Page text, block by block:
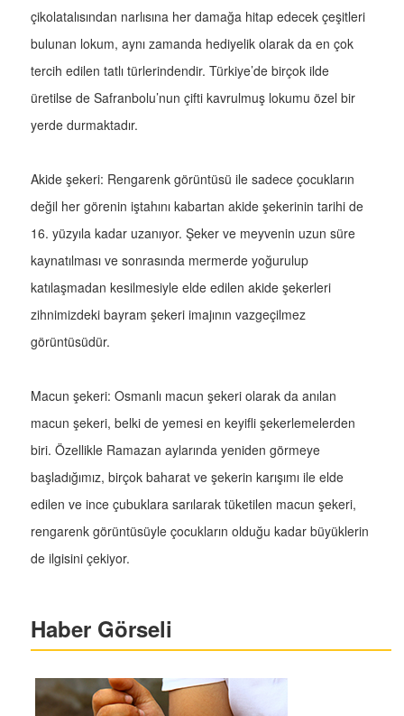
çikolatalısından narlısına her damağa hitap edecek çeşitleri
bulunan lokum, aynı zamanda hediyelik olarak da en çok
tercih edilen tatlı türlerindendir. Türkiye’de birçok ilde
üretilse de Safranbolu’nun çifti kavrulmuş lokumu özel bir
yerde durmaktadır.
Akide şekeri: Rengarenk görüntüsü ile sadece çocukların
değil her görenin iştahını kabartan akide şekerinin tarihi de
16. yüzyıla kadar uzanıyor. Şeker ve meyvenin uzun süre
kaynatılması ve sonrasında mermerde yoğurulup
katılaşmadan kesilmesiyle elde edilen akide şekerleri
zihnimizdeki bayram şekeri imajının vazgeçilmez
görüntüsüdür.
Macun şekeri: Osmanlı macun şekeri olarak da anılan
macun şekeri, belki de yemesi en keyifli şekerlemelerden
biri. Özellikle Ramazan aylarında yeniden görmeye
başladığımız, birçok baharat ve şekerin karışımı ile elde
edilen ve ince çubuklara sarılarak tüketilen macun şekeri,
rengarenk görüntüsüyle çocukların olduğu kadar büyüklerin
de ilgisini çekiyor.
Haber Görseli